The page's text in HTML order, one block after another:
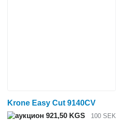
Krone Easy Cut 9140CV
921,50 KGS
100 SEK